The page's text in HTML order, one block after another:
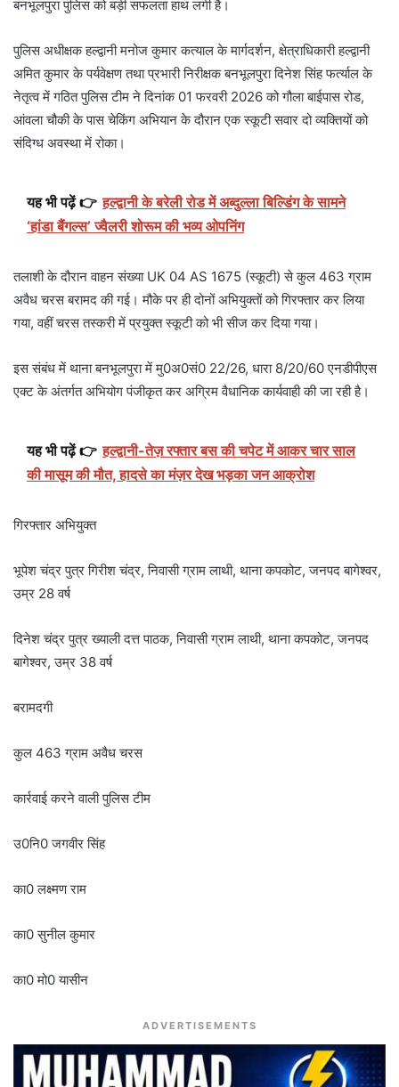
बनभूलपुरा पुलिस को बड़ी सफलता हाथ लगी है।
पुलिस अधीक्षक हल्द्वानी मनोज कुमार कत्याल के मार्गदर्शन, क्षेत्राधिकारी हल्द्वानी
अमित कुमार के पर्यवेक्षण तथा प्रभारी निरीक्षक बनभूलपुरा दिनेश सिंह फर्त्याल के
नेतृत्व में गठित पुलिस टीम ने दिनांक 01 फरवरी 2026 को गौला बाईपास रोड,
आंवला चौकी के पास चेकिंग अभियान के दौरान एक स्कूटी सवार दो व्यक्तियों को
संदिग्ध अवस्था में रोका।
यह भी पढ़ें 👉 हल्द्वानी के बरेली रोड में अब्दुल्ला बिल्डिंग के सामने
‘हांडा बैंगल्स’ ज्वैलरी शोरूम की भव्य ओपनिंग
तलाशी के दौरान वाहन संख्या UK 04 AS 1675 (स्कूटी) से कुल 463 ग्राम
अवैध चरस बरामद की गई। मौके पर ही दोनों अभियुक्तों को गिरफ्तार कर लिया
गया, वहीं चरस तस्करी में प्रयुक्त स्कूटी को भी सीज कर दिया गया।
इस संबंध में थाना बनभूलपुरा में मु0अ0सं0 22/26, धारा 8/20/60 एनडीपीएस
एक्ट के अंतर्गत अभियोग पंजीकृत कर अग्रिम वैधानिक कार्यवाही की जा रही है।
यह भी पढ़ें 👉 हल्द्वानी-तेज़ रफ्तार बस की चपेट में आकर चार साल
की मासूम की मौत, हादसे का मंज़र देख भड़का जन आक्रोश
गिरफ्तार अभियुक्त
भूपेश चंद्र पुत्र गिरीश चंद्र, निवासी ग्राम लाथी, थाना कपकोट, जनपद बागेश्वर,
उम्र 28 वर्ष
दिनेश चंद्र पुत्र ख्याली दत्त पाठक, निवासी ग्राम लाथी, थाना कपकोट, जनपद
बागेश्वर, उम्र 38 वर्ष
बरामदगी
कुल 463 ग्राम अवैध चरस
कार्रवाई करने वाली पुलिस टीम
उ0नि0 जगवीर सिंह
का0 लक्ष्मण राम
का0 सुनील कुमार
का0 मो0 यासीन
ADVERTISEMENTS